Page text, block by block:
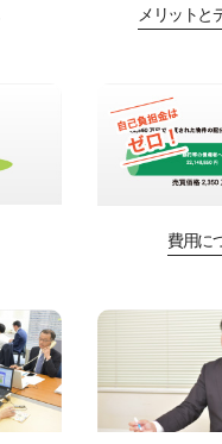
メリットと
費用に